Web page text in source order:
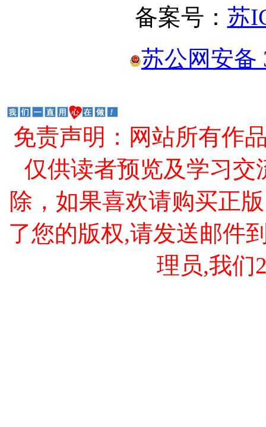
备案号： 苏
苏公网安备
免责声明：网站所有作
仅供读者预览及学习交
除，如果喜欢请购买正
了您的版权,请发送邮件
理员,我们